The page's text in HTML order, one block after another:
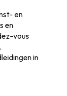
en
en
vous
in